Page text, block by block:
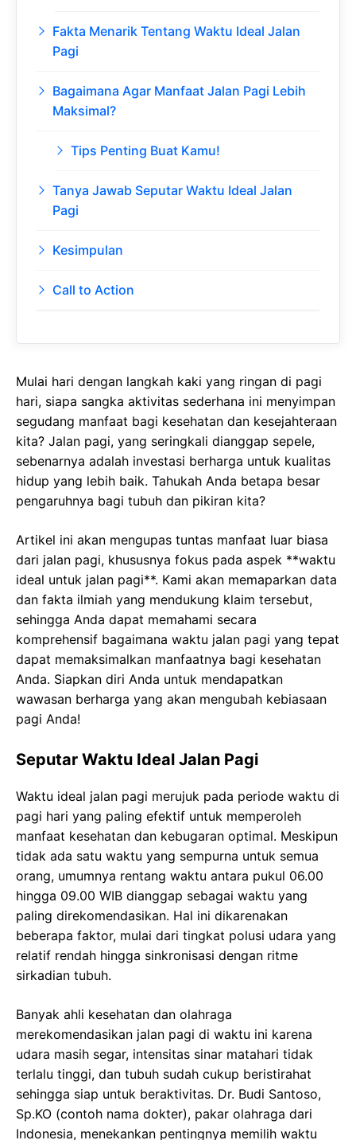
Fakta Menarik Tentang Waktu Ideal Jalan
Pagi
Bagaimana Agar Manfaat Jalan Pagi Lebih
Maksimal?
Tips Penting Buat Kamu!
Tanya Jawab Seputar Waktu Ideal Jalan
Pagi
Kesimpulan
Call to Action
Mulai hari dengan langkah kaki yang ringan di pagi
hari, siapa sangka aktivitas sederhana ini menyimpan
segudang manfaat bagi kesehatan dan kesejahteraan
kita? Jalan pagi, yang seringkali dianggap sepele,
sebenarnya adalah investasi berharga untuk kualitas
hidup yang lebih baik. Tahukah Anda betapa besar
pengaruhnya bagi tubuh dan pikiran kita?
Artikel ini akan mengupas tuntas manfaat luar biasa
dari jalan pagi, khususnya fokus pada aspek **waktu
ideal untuk jalan pagi**. Kami akan memaparkan data
dan fakta ilmiah yang mendukung klaim tersebut,
sehingga Anda dapat memahami secara
komprehensif bagaimana waktu jalan pagi yang tepat
dapat memaksimalkan manfaatnya bagi kesehatan
Anda. Siapkan diri Anda untuk mendapatkan
wawasan berharga yang akan mengubah kebiasaan
pagi Anda!
Seputar Waktu Ideal Jalan Pagi
Waktu ideal jalan pagi merujuk pada periode waktu di
pagi hari yang paling efektif untuk memperoleh
manfaat kesehatan dan kebugaran optimal. Meskipun
tidak ada satu waktu yang sempurna untuk semua
orang, umumnya rentang waktu antara pukul 06.00
hingga 09.00 WIB dianggap sebagai waktu yang
paling direkomendasikan. Hal ini dikarenakan
beberapa faktor, mulai dari tingkat polusi udara yang
relatif rendah hingga sinkronisasi dengan ritme
sirkadian tubuh.
Banyak ahli kesehatan dan olahraga
merekomendasikan jalan pagi di waktu ini karena
udara masih segar, intensitas sinar matahari tidak
terlalu tinggi, dan tubuh sudah cukup beristirahat
sehingga siap untuk beraktivitas. Dr. Budi Santoso,
Sp.KO (contoh nama dokter), pakar olahraga dari
Indonesia, menekankan pentingnya memilih waktu